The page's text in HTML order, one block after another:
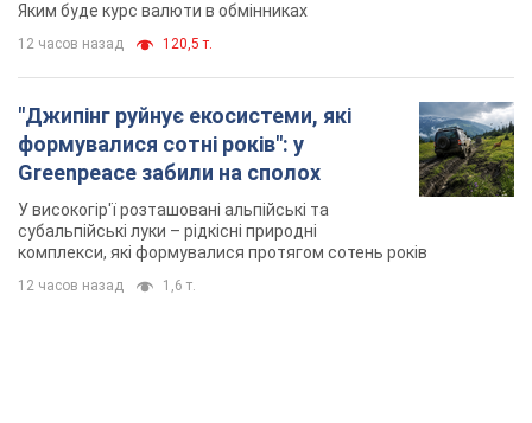
Яким буде курс валюти в обмінниках
12 часов назад 120,5 т.
"Джипінг руйнує екосистеми, які
формувалися сотні років": у
Greenpeace забили на сполох
У високогір'ї розташовані альпійські та
субальпійські луки – рідкісні природні
комплекси, які формувалися протягом сотень років
12 часов назад 1,6 т.